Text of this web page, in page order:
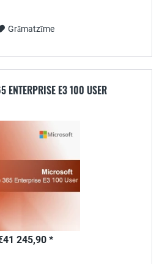
Grāmatzīme
ENTERPRISE E3 100 USER
245,90 *